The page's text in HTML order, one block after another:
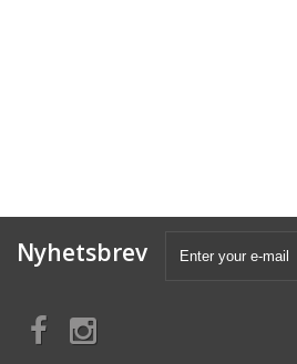
Nyhetsbrev